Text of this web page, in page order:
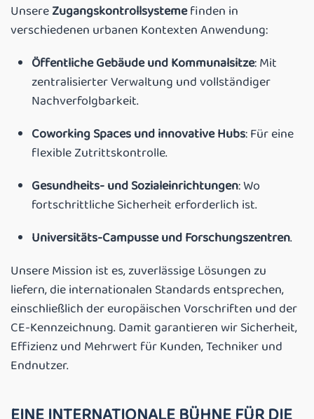
UnsereZugangskontrollsystemefinden in
verschiedenen urbanen Kontexten Anwendung:
Öffentliche Gebäude und Kommunalsitze: Mit
zentralisierter Verwaltung und vollständiger
Nachverfolgbarkeit.
Coworking Spaces und innovative Hubs: Für eine
flexible Zutrittskontrolle.
Gesundheits- und Sozialeinrichtungen: Wo
fortschrittliche Sicherheit erforderlich ist.
Universitäts-Campusse und Forschungszentren.
Unsere Mission ist es, zuverlässige Lösungen zu
liefern, die internationalen Standards entsprechen,
einschließlich der europäischen Vorschriften und der
CE-Kennzeichnung. Damit garantieren wir Sicherheit,
Effizienz und Mehrwert für Kunden, Techniker und
Endnutzer.